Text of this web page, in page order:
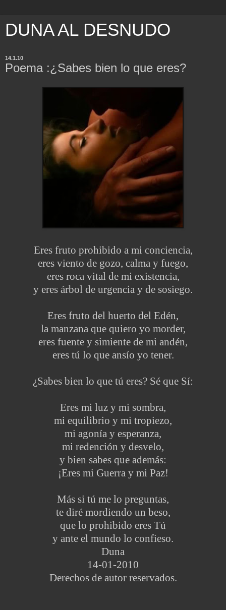
DUNA AL DESNUDO
14.1.10
Poema :¿Sabes bien lo que eres?
Eres fruto prohibido a mi conciencia,
eres viento de gozo, calma y fuego,
eres roca vital de mi existencia,
y eres árbol de urgencia y de sosiego.
Eres fruto del huerto del Edén,
la manzana que quiero yo morder,
eres fuente y simiente de mi andén,
eres tú lo que ansío yo tener.
¿Sabes bien lo que tú eres? Sé que Sí:
Eres mi luz y mi sombra,
mi equilibrio y mi tropiezo,
mi agonía y esperanza,
mi redención y desvelo,
y bien sabes que además:
¡Eres mi Guerra y mi Paz!
Más si tú me lo preguntas,
te diré mordiendo un beso,
que lo prohibido eres Tú
y ante el mundo lo confieso.
Duna
14-01-2010
Derechos de autor reservados.